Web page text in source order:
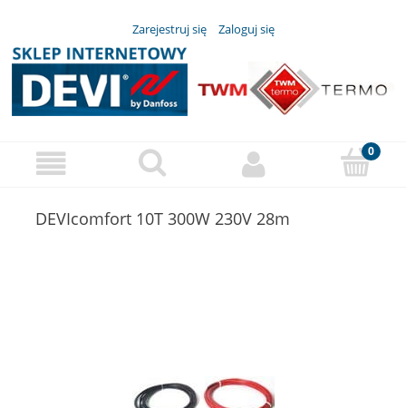
Zarejestruj się Zaloguj się
DEVIcomfort 10T 300W 230V 28m